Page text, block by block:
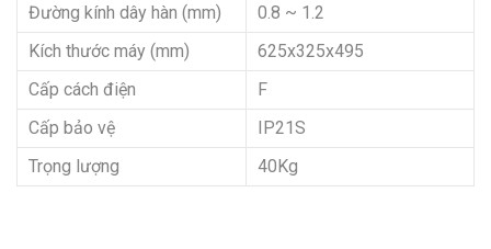
Đường kính dây hàn (mm)
0.8 ~ 1.2
Kích thước máy (mm)
625x325x495
Cấp cách điện
F
Cấp bảo vệ
IP21S
Trọng lượng
40Kg